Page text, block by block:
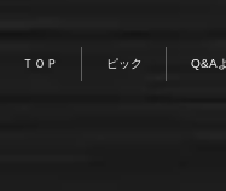
ＴＯＰ ピック Q&A